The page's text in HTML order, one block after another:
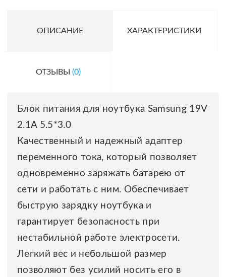
ОПИСАНИЕ ХАРАКТЕРИСТИКИ
ОТЗЫВЫ (0)
Блок питания для ноутбука Samsung 19V
2.1A 5.5*3.0
Качественный и надежный адаптер
переменного тока, который позволяет
одновременно заряжать батарею от
сети и работать с ним. Обеспечивает
быструю зарядку ноутбука и
гарантирует безопасность при
нестабильной работе электросети.
Легкий вес и небольшой размер
позволяют без усилий носить его в